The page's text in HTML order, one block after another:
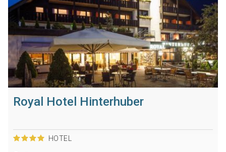
Royal Hotel Hinterhuber
HOTEL